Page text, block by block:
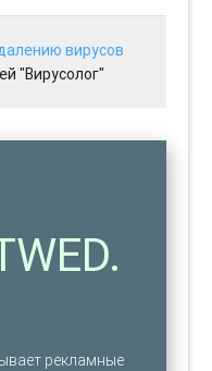
вирусов
"Вирусолог"
рекламные